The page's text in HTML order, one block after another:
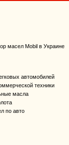
масел Mobil в Украине
автомобилей
техники
масла
по авто